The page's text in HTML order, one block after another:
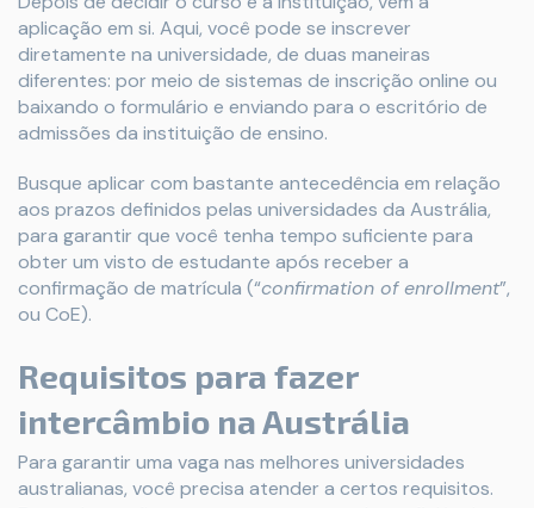
aplicação em si. Aqui, você pode se inscrever
diretamente na universidade, de duas maneiras
diferentes: por meio de sistemas de inscrição online ou
baixando o formulário e enviando para o escritório de
admissões da instituição de ensino.
Busque aplicar com bastante antecedência em relação
aos prazos definidos pelas universidades da Austrália,
para garantir que você tenha tempo suficiente para
obter um visto de estudante após receber a
confirmação de matrícula (“confirmation of enrollment”,
ou CoE).
Requisitos para fazer
intercâmbio na Austrália
Para garantir uma vaga nas melhores universidades
australianas, você precisa atender a certos requisitos.